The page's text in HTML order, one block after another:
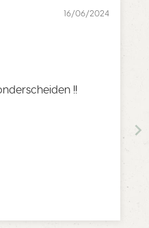
16/06/2024
!!